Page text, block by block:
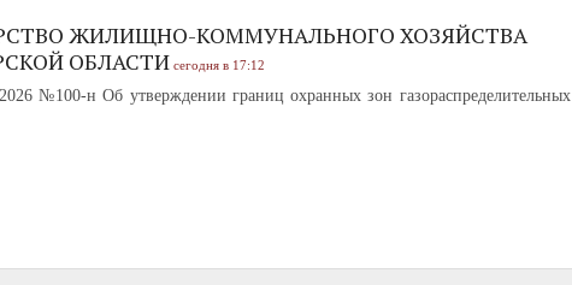
ЖИЛИЩНО-КОММУНАЛЬНОГО ХОЗЯЙСТВА
ОБЛАСТИ сегодня в 17:12
№100-н Об утверждении границ охранных зон газораспределительных